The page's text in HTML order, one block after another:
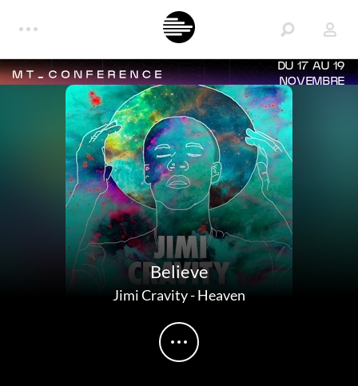
DU 17 AU 19
NOVEMBRE
Believe
Jimi Cravity-Heaven